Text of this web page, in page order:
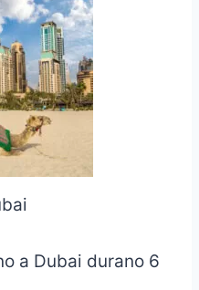
a Dubai durano 6